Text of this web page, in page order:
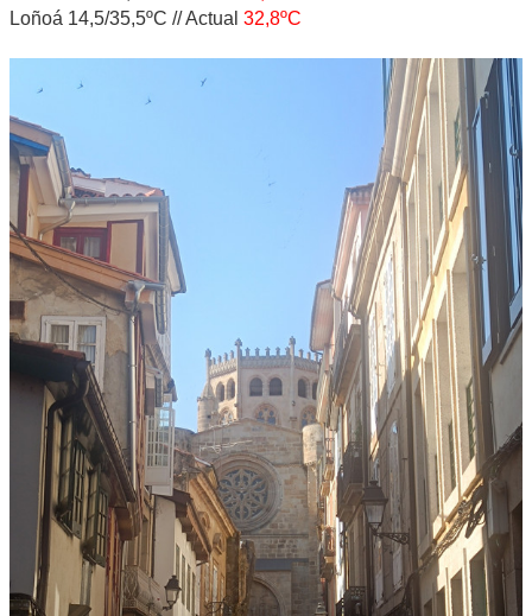
Loñoá 14,5/35,5ºC // Actual 32,8ºC